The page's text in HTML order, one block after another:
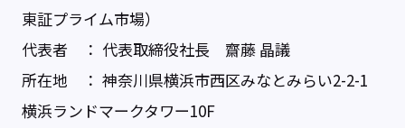
東証プライム市場）
代表者 ： 代表取締役社長 齋藤 晶議
所在地 ： 神奈川県横浜市西区みなとみらい2-2-1
横浜ランドマークタワー10F